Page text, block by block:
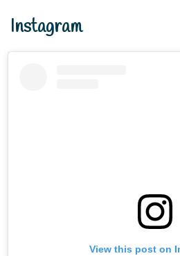
Instagram
View this post on